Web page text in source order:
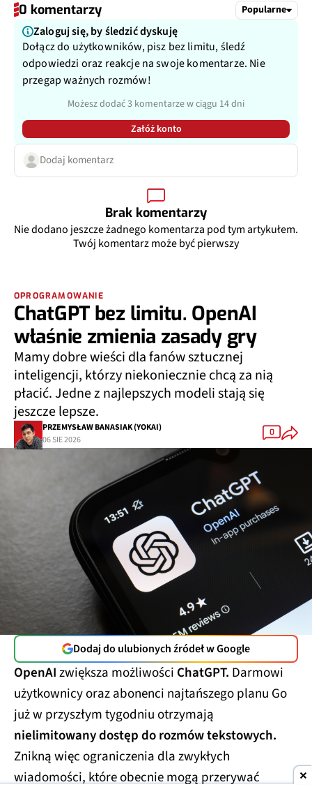
0 komentarzy Popularne
Zaloguj się, by śledzić dyskuję
Dołącz do użytkowników, pisz bez limitu, śledź
odpowiedzi oraz reakcje na swoje komentarze. Nie
przegap ważnych rozmów!
Możesz dodać 3 komentarze w ciągu 14 dni
Załóż konto
Dodaj komentarz
Brak komentarzy
Nie dodano jeszcze żadnego komentarza pod tym artykułem.
Twój komentarz może być pierwszy
OPROGRAMOWANIE
ChatGPT bez limitu. OpenAI
właśnie zmienia zasady gry
Mamy dobre wieści dla fanów sztucznej
inteligencji, którzy niekoniecznie chcą za nią
płacić. Jedne z najlepszych modeli stają się
jeszcze lepsze.
PRZEMYSŁAW BANASIAK (YOKAI)
06 SIE 2026
0
Dodaj do ulubionych źródeł w Google
OpenAIzwiększa możliwości ChatGPT. Darmowi
użytkownicy oraz abonenci najtańszego planu Go
już w przyszłym tygodniu otrzymają
nielimitowany dostęp do rozmów tekstowych.
Znikną więc ograniczenia dla zwykłych
wiadomości, które obecnie mogą przerywać